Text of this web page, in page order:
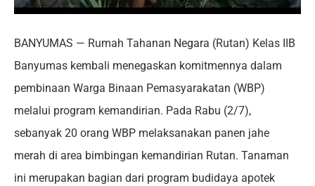
BANYUMAS — Rumah Tahanan Negara (Rutan) Kelas IIB
Banyumas kembali menegaskan komitmennya dalam
pembinaan Warga Binaan Pemasyarakatan (WBP)
melalui program kemandirian. Pada Rabu (2/7),
sebanyak 20 orang WBP melaksanakan panen jahe
merah di area bimbingan kemandirian Rutan. Tanaman
ini merupakan bagian dari program budidaya apotek